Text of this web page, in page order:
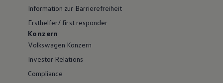
Information zur Barrierefreiheit
Ersthelfer/ first responder
Konzern
Volkswagen Konzern
Investor Relations
Compliance